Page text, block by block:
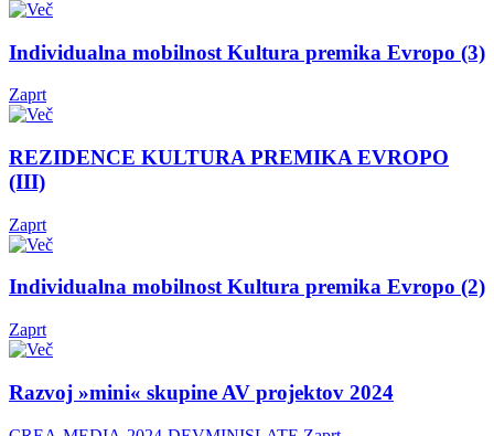
Individualna mobilnost Kultura premika Evropo (3)
Zaprt
REZIDENCE KULTURA PREMIKA EVROPO
(III)
Zaprt
Individualna mobilnost Kultura premika Evropo (2)
Zaprt
Razvoj »mini« skupine AV projektov 2024